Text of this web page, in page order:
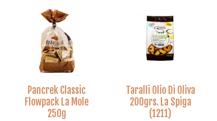
Pancrek Classic
Flowpack La Mole
250g
Taralli Olio Di Oliva
200grs. La Spiga
(1211)